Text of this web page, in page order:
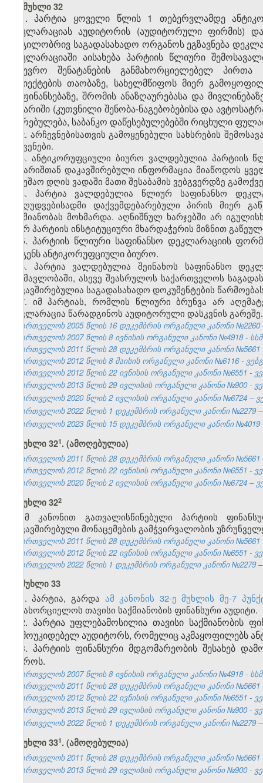
მუხლი 32
1. პარტია ყოველი წლის 1 თებერვლამდე
დეკლარაციას აუდიტორის (აუდიტორული ფირმის)
ადგილობრივ საგადასახადო ორგანოს ეგზავნება
დეკლარაციაში აისახება პარტიის წლიური
საწევრო შენატანების განმახორციელებელ
სუბიექტების თაობაზე, სახელმწიფოს მიერ
დაფინანსებაზე, შრომის ანაზღაურებასა და
ანგარიში (კუთვნილი შენობა-ნაგებობებისა და
ღირებულება, საბანკო დაწესებულებებში რიცხული
2. არჩევნებისათვის გამოყენებული სახსრების
ნაჩვენები.
3. ანტიკორუფციული ბიურო ვალდებულია პარტიის
ანგარიშთან დაკავშირებული ინფორმაცია მიაწოდოს
სამუშაო დღის ვადაში მათი შესაბამის ვებგვერდზე
4. პარტია ვალდებულია წლიურ საფინანსო
შეზღუდვებისადმი დაქვემდებარებული პირის მიერ
საქმიანობას მოხმარდა. აღნიშნულ ხარჯებში არ
მიერ პარტიის ინსტიტუციური მხარდაჭერის მიზნით
5. პარტიის წლიური საფინანსო დეკლარაციის
ადგენს ანტიკორუფციული ბიურო.
6. პარტია ვალდებულია შეინახოს საფინანსო
განმავლობაში, ასევე შეასრულოს საქართველოს
დაკავშირებულია საგადასახადო დოკუმენტების
7. იმ პარტიას, რომლის წლიური ბრუნვა არ
დეკლარაცია წარადგინოს აუდიტორული დასკვნის გარეშე.
საქართველოს 2005 წლის 16 დეკემბრის ორგანული კანონი №2260
საქართველოს 2007 წლის 8 ივნისის ორგანული კანონი №4918 -
საქართველოს 2011 წლის 28 დეკემბრის ორგანული კანონი №5661
საქართველოს 2012 წლის 8 მაისის ორგანული კანონი №6116 -
საქართველოს 2012 წლის 22 ივნისის ორგანული კანონი №6551 -
საქართველოს 2013 წლის 29 ივლისის ორგანული კანონი №900 -
საქართველოს 2020 წლის 2 ივლისის ორგანული კანონი №6724 –
საქართველოს 2022 წლის 1 დეკემბრის ორგანული კანონი №2279 –
საქართველოს 2023 წლის 15 დეკემბრის ორგანული კანონი №4019
მუხლი 32​1. (ამოღებულია)
საქართველოს 2011 წლის 28 დეკემბრის ორგანული კანონი №5661
საქართველოს 2012 წლის 22 ივნისის ორგანული კანონი №6551 -
საქართველოს 2020 წლის 2 ივლისის ორგანული კანონი №6724 –
მუხლი 32​2
ამ კანონით გათვალისწინებული პარტიის
დაკავშირებული მონაცემების გამჭვირვალობის
საქართველოს 2011 წლის 28 დეკემბრის ორგანული კანონი №5661
საქართველოს 2012 წლის 22 ივნისის ორგანული კანონი №6551 -
საქართველოს 2022 წლის 1 დეკემბრის ორგანული კანონი №2279 –
მუხლი 33
1. პარტია, გარდა ამ კანონის 32-ე მუხლის მე-7
განახორციელოს თავისი საქმიანობის ფინანსური აუდიტი.
2. პარტია უფლებამოსილია თავისი საქმიანობის
დამოუკიდებელ აუდიტორს, რომელიც აკმაყოფილებს
3. პარტიის ფინანსური მდგომარეობის შესახებ
ბიუროს.
საქართველოს 2007 წლის 8 ივნისის ორგანული კანონი №4918 -
საქართველოს 2011 წლის 28 დეკემბრის ორგანული კანონი №5661
საქართველოს 2012 წლის 22 ივნისის ორგანული კანონი №6551 -
საქართველოს 2013 წლის 29 ივლისის ორგანული კანონი №900 -
საქართველოს 2022 წლის 1 დეკემბრის ორგანული კანონი №2279 –
მუხლი 33​1. (ამოღებულია)
საქართველოს 2011 წლის 28 დეკემბრის ორგანული კანონი №5661
საქართველოს 2013 წლის 29 ივლისის ორგანული კანონი №900 -